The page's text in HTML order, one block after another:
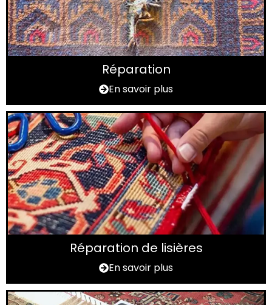
Réparation
En savoir plus
Réparation de lisières
En savoir plus